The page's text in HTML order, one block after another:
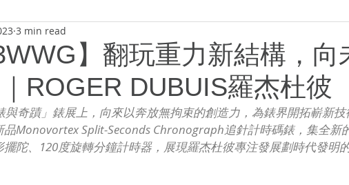
HOT TAG
BASEL2018 PRE-BASEL 2018 SIHH2017
CLASSIC 101 PRE-BASEL 2020 JEWELRY Gadget News
】翻玩重力新結構，向
ROGER DUBUIS羅杰杜彼
3 min read
與奇蹟」錶展上，向來以奔放無拘束的創造力，為錶界開拓嶄新
品Monovortex Split-Seconds Chronograph追針計時碼錶，集全新
陀、120度旋轉分鐘計時器，展現羅杰杜彼專注發展劃時代發明的